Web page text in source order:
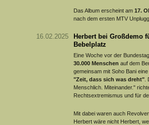
Das Album erscheint am 17.
nach dem ersten MTV
16.02.2025
Herbert bei Großdemo
Bebelplatz
Eine Woche vor der
30.000 Menschen auf dem
gemeinsam mit Soho Bani
"Zeit, dass sich was dreht".
Menschlich. Miteinander."
Rechtsextremismus und für
Mit dabei waren auch
Herbert wäre nicht Herbert,